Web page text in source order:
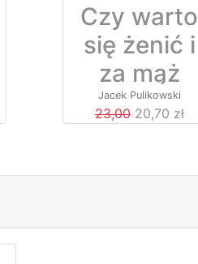
Czy warto
się żenić i
za mąż
wychodzi
ć?
Jacek Pulikowski
23,0020,70 zł